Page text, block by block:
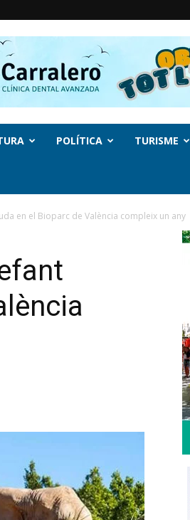
POLÍTICA TURISME
en el Bioparc de València compleix un any